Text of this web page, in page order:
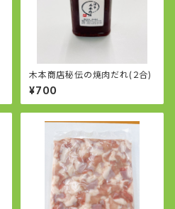
木本商店秘伝の焼肉だれ(２合)
¥700